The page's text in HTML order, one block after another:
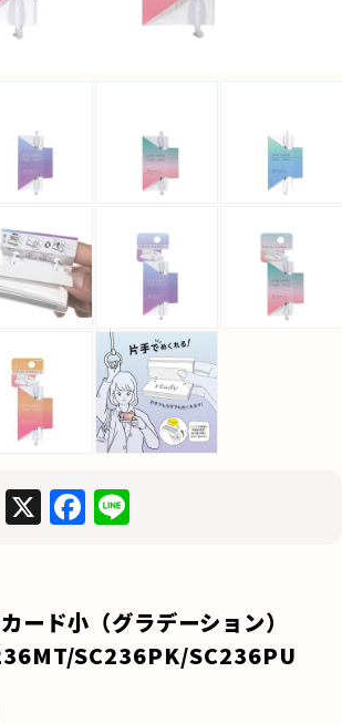
X F
e
b
Li
ード小（グラデーション）
SC236PK/SC236PU